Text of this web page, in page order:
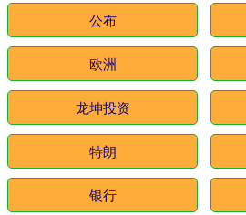
公布
欧洲
龙坤投资
特朗
银行